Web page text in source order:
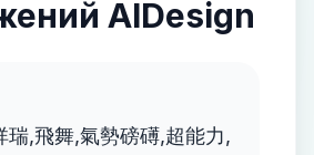
AIDesign
瑞,飛舞,氣勢磅礡,超能力,